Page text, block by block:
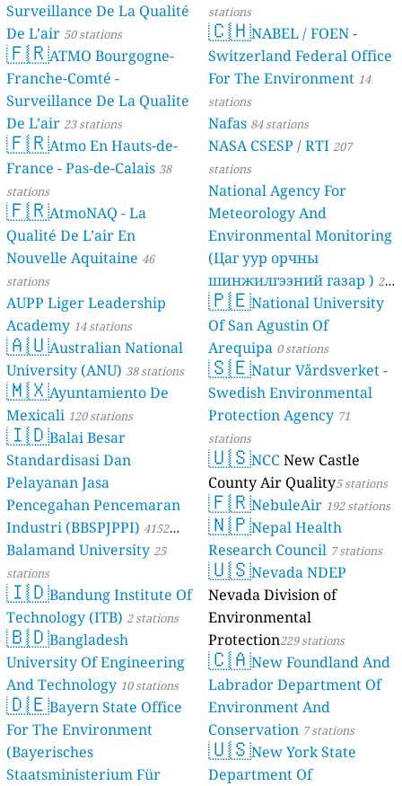
Surveillance De La Qualité
De L’air 50 stations
🇫🇷ATMO Bourgogne-
Franche-Comté -
Surveillance De La Qualite
De L’air 23 stations
🇫🇷Atmo En Hauts-de-
France - Pas-de-Calais 38
stations
🇫🇷AtmoNAQ - La
Qualité De L’air En
Nouvelle Aquitaine 46
stations
AUPP Liger Leadership
Academy 14 stations
🇦🇺Australian National
University (ANU) 38 stations
🇲🇽Ayuntamiento De
Mexicali 120 stations
🇮🇩Balai Besar
Standardisasi Dan
Pelayanan Jasa
Pencegahan Pencemaran
Industri (BBSPJPPI) 4152
stations
Balamand University25
stations
🇮🇩Bandung Institute Of
Technology (ITB) 2 stations
🇧🇩Bangladesh
University Of Engineering
And Technology 10 stations
🇩🇪Bayern State Office
For The Environment
(Bayerisches
Staatsministerium Für
stations
🇨🇭NABEL / FOEN -
Switzerland Federal Office
For The Environment 14
stations
Nafas 84 stations
NASA CSESP / RTI 207
stations
National Agency For
Meteorology And
Environmental Monitoring
(Цаг уур орчны
шинжилгээний газар ) 21
stations
🇵🇪National University
Of San Agustin Of
Arequipa 0 stations
🇸🇪Natur Vårdsverket -
Swedish Environmental
Protection Agency 71
stations
🇺🇸NCCNew Castle
County Air Quality5 stations
🇫🇷NebuleAir 192 stations
🇳🇵Nepal Health
Research Council 7 stations
🇺🇸Nevada NDEP
Nevada Division of
Environmental
Protection229 stations
🇨🇦New Foundland And
Labrador Department Of
Environment And
Conservation 7 stations
🇺🇸New York State
Department Of